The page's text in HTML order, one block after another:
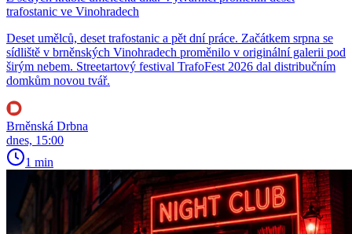
trafostanic ve Vinohradech
Deset umělců, deset trafostanic a pět dní práce. Začátkem srpna se
sídliště v brněnských Vinohradech proměnilo v originální galerii pod
širým nebem. Streetartový festival TrafoFest 2026 dal distribučním
domkům novou tvář.
Brněnská Drbna
dnes, 15:00
1 min